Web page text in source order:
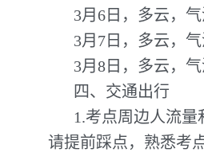
3月6日，多云，
3月7日，多云，
3月8日，多云，
四、交通出行
1.考点周边人流量
请提前踩点，熟悉考